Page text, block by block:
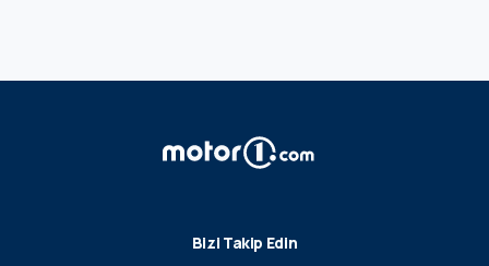
Bizi Takip Edin